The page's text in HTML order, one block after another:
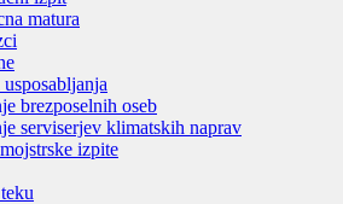
matura
brezposelnih oseb
serviserjev klimatskih naprav
izpite